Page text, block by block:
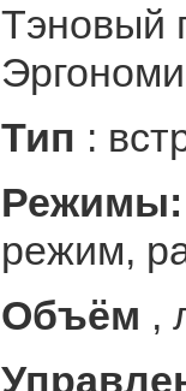
Тэновый
Тип :
режим,
Объём ,